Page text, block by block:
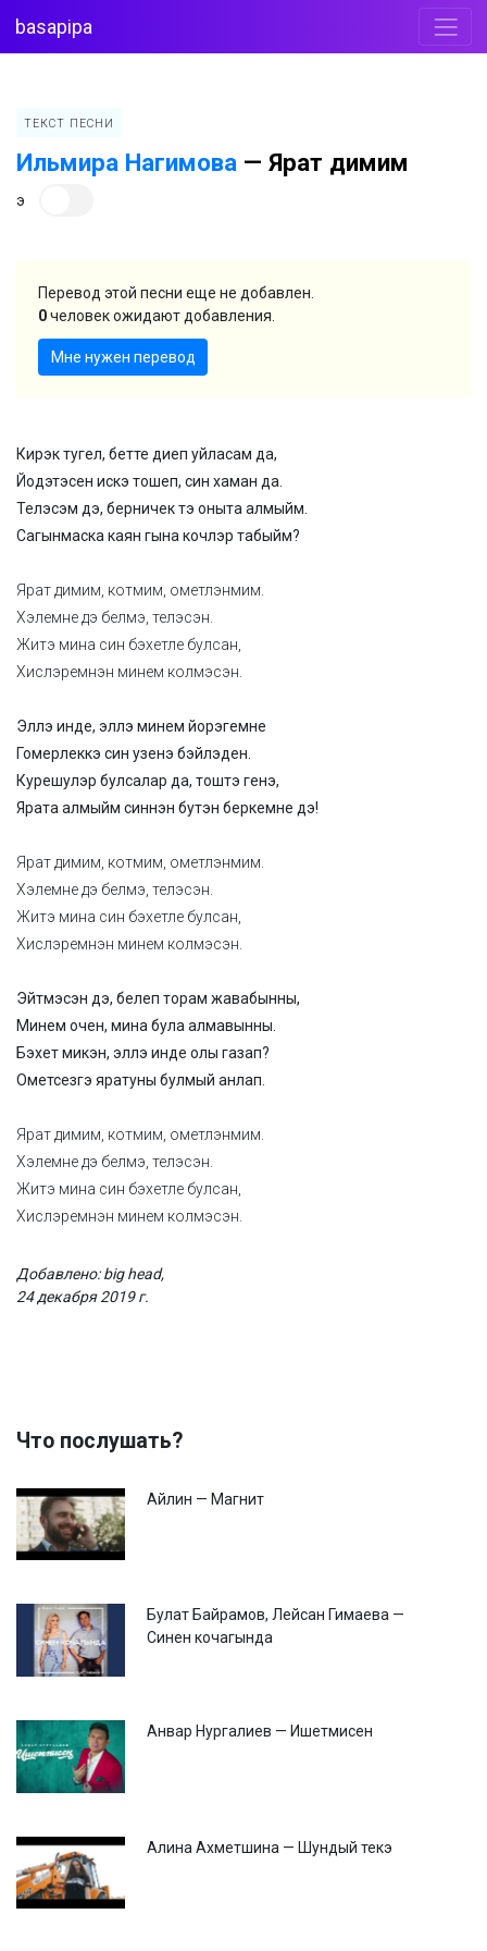
basapipa
ТЕКСТ ПЕСНИ
Ильмира Нагимова — Ярат димим
э
Перевод этой песни еще не добавлен.
0человек ожидают добавления.
Мне нужен перевод
Кирэк тугел, бетте диеп уйласам да,
Йодэтэсен искэ тошеп, син хаман да.
Телэсэм дэ, берничек тэ оныта алмыйм.
Сагынмаска каян гына кочлэр табыйм?
Ярат димим, котмим, ометлэнмим.
Хэлемне дэ белмэ, телэсэн.
Житэ мина син бэхетле булсан,
Хислэремнэн минем колмэсэн.
Эллэ инде, эллэ минем йорэгемне
Гомерлеккэ син узенэ бэйлэден.
Курешулэр булсалар да, тоштэ генэ,
Ярата алмыйм синнэн бутэн беркемне дэ!
Ярат димим, котмим, ометлэнмим.
Хэлемне дэ белмэ, телэсэн.
Житэ мина син бэхетле булсан,
Хислэремнэн минем колмэсэн.
Эйтмэсэн дэ, белеп торам жавабынны,
Минем очен, мина була алмавынны.
Бэхет микэн, эллэ инде олы газап?
Ометсезгэ яратуны булмый анлап.
Ярат димим, котмим, ометлэнмим.
Хэлемне дэ белмэ, телэсэн.
Житэ мина син бэхетле булсан,
Хислэремнэн минем колмэсэн.
Добавлено: big head,
24 декабря 2019 г.
Что послушать?
Айлин — Магнит
Булат Байрамов, Лейсан Гимаева —
Синен кочагында
Анвар Нургалиев — Ишетмисен
Алина Ахметшина — Шундый текэ